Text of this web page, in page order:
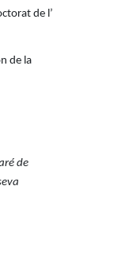
de l’
de la
de